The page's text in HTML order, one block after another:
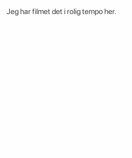
Jeg har filmet det i rolig tempo her.